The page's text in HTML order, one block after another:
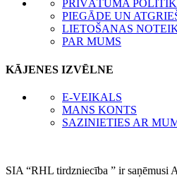
PRIVĀTUMA
PIEGĀDE UN
LIETOŠANAS
PAR MUMS
KĀJENES IZVĒLNE
E-VEIKALS
MANS KONTS
SAZINIETIES AR
SIA “RHL tirdzniecība ” ir saņēmusi